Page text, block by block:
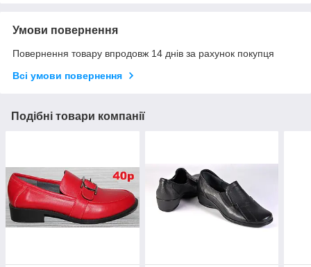
Умови повернення
Повернення товару впродовж 14 днів за рахунок покупця
Всі умови повернення
Подібні товари компанії